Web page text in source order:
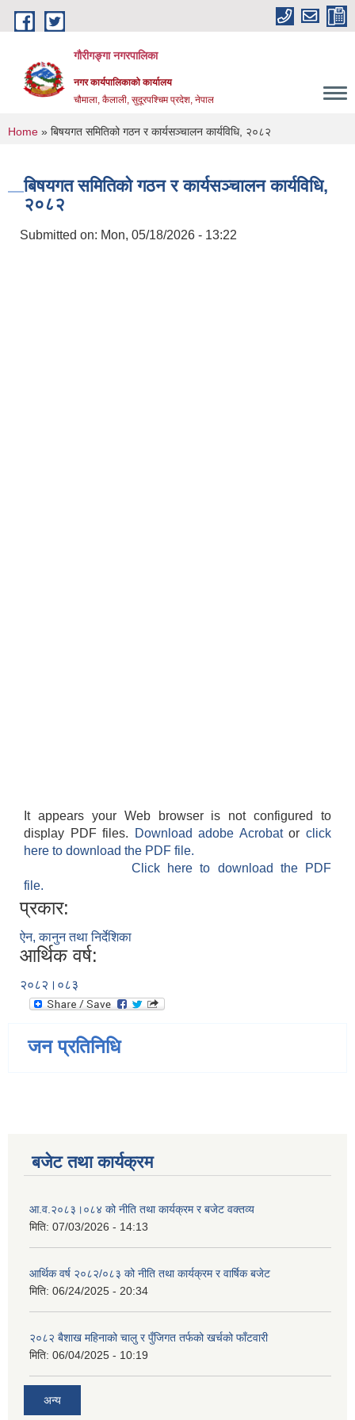
Skip to main content
गौरीगङ्गा नगरपालिका
नगर कार्यपालिकाको कार्यालय
चौमाला, कैलाली, सुदूरपश्चिम प्रदेश, नेपाल
You are here
Home » बिषयगत समितिको गठन र कार्यसञ्चालन कार्यविधि, २०८२
बिषयगत समितिको गठन र कार्यसञ्चालन कार्यविधि,
२०८२
Submitted on: Mon, 05/18/2026 - 13:22
It appears your Web browser is not configured to
display PDF files.
Download adobe Acrobatorclick
here to download the PDF file.
Click here to download the PDF
file.
प्रकार:
ऐन, कानुन तथा निर्देशिका
आर्थिक वर्ष:
२०८२।०८३
जन प्रतिनिधि
बजेट तथा कार्यक्रम
आ.व.२०८३।०८४ को नीति तथा कार्यक्रम र बजेट वक्तव्य
मिति: 07/03/2026 - 14:13
आर्थिक वर्ष २०८२/०८३ को नीति तथा कार्यक्रम र वार्षिक बजेट
मिति: 06/24/2025 - 20:34
२०८२ बैशाख महिनाको चालु र पुँजिगत तर्फको खर्चको फाँटवारी
मिति: 06/04/2025 - 10:19
अन्य